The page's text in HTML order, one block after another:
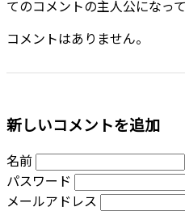
てのコメントの主人公になっ
コメントはありません。
新しいコメントを追加
名前
パスワード
メールアドレス